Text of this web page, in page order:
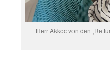
Herr Akkoc von den